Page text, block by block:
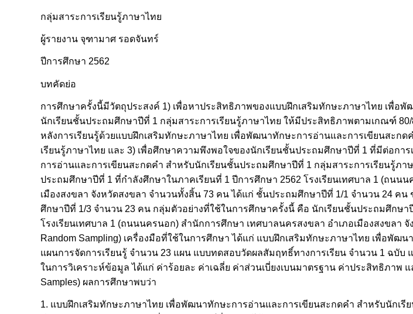
กลุ่มสาระการเรียนรู้ภาษาไทย
ผู้รายงาน จุฑามาศ รอดจันทร์
ปีการศึกษา 2562
บทคัดย่อ
การศึกษาครั้งนี้มีวัตถุประสงค์ 1) เพื่อหาประสิทธิภาพของแบบฝึกเสริมทักษะภาษาไทย เพื่อ
นักเรียนชั้นประถมศึกษาปีที่ 1 กลุ่มสาระการเรียนรู้ภาษาไทย ให้มีประสิทธิภาพตามเกณฑ์ 80/
หลังการเรียนรู้ด้วยแบบฝึกเสริมทักษะภาษาไทย เพื่อพัฒนาทักษะการอ่านและการเขียนสะก
เรียนรู้ภาษาไทย และ 3) เพื่อศึกษาความพึงพอใจของนักเรียนชั้นประถมศึกษาปีที่ 1 ที่มีต่อกา
การอ่านและการเขียนสะกดคำ สำหรับนักเรียนชั้นประถมศึกษาปีที่ 1 กลุ่มสาระการเรียนรู้ภ
ประถมศึกษาปีที่ 1 ที่กำลังศึกษาในภาคเรียนที่ 1 ปีการศึกษา 2562 โรงเรียนเทศบาล 1 (ถนน
เมืองสงขลา จังหวัดสงขลา จำนวนทั้งสิ้น 73 คน ได้แก่ ชั้นประถมศึกษาปีที่ 1/1 จำนวน 24 ค
ศึกษาปีที่ 1/3 จำนวน 23 คน กลุ่มตัวอย่างที่ใช้ในการศึกษาครั้งนี้ คือ นักเรียนชั้นประถมศึกษา
โรงเรียนเทศบาล 1 (ถนนนครนอก) สำนักการศึกษา เทศบาลนครสงขลา อำเภอเมืองสงขลา
Random Sampling) เครื่องมือที่ใช้ในการศึกษา ได้แก่ แบบฝึกเสริมทักษะภาษาไทย เพื่อพัฒ
แผนการจัดการเรียนรู้ จำนวน 23 แผน แบบทดสอบวัดผลสัมฤทธิ์ทางการเรียน จำนวน 1 ฉบั
ในการวิเคราะห์ข้อมูล ได้แก่ ค่าร้อยละ ค่าเฉลี่ย ค่าส่วนเบี่ยงเบนมาตรฐาน ค่าประสิทธิภาพ
Samples) ผลการศึกษาพบว่า
1. แบบฝึกเสริมทักษะภาษาไทย เพื่อพัฒนาทักษะการอ่านและการเขียนสะกดคำ สำหรับนักเ